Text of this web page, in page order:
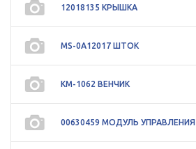
12018135 КРЫШКА
MS-0A12017 ШТОК
KM-1062 ВЕНЧИК
00630459 МОДУЛЬ УПРАВЛЕНИЯ